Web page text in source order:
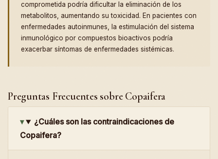
comprometida podría dificultar la eliminación de los
metabolitos, aumentando su toxicidad. En pacientes con
enfermedades autoinmunes, la estimulación del sistema
inmunológico por compuestos bioactivos podría
exacerbar síntomas de enfermedades sistémicas.
Preguntas Frecuentes sobre Copaifera
¿Cuáles son las contraindicaciones de
Copaifera?